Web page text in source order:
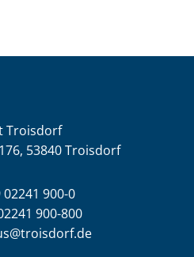
Troisdorf
53840 Troisdorf
02241 900-0
900-800